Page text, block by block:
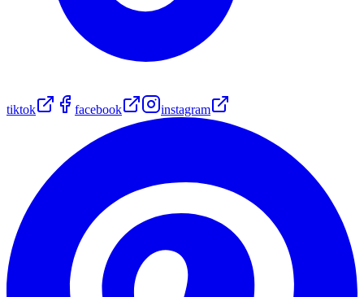
tiktok facebook instagram